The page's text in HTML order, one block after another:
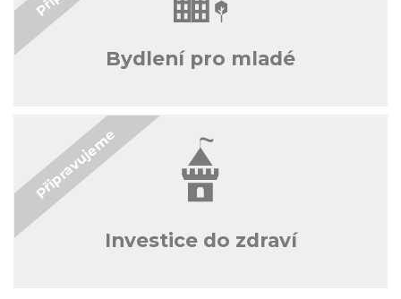
Bydlení pro mladé
Investice do zdraví